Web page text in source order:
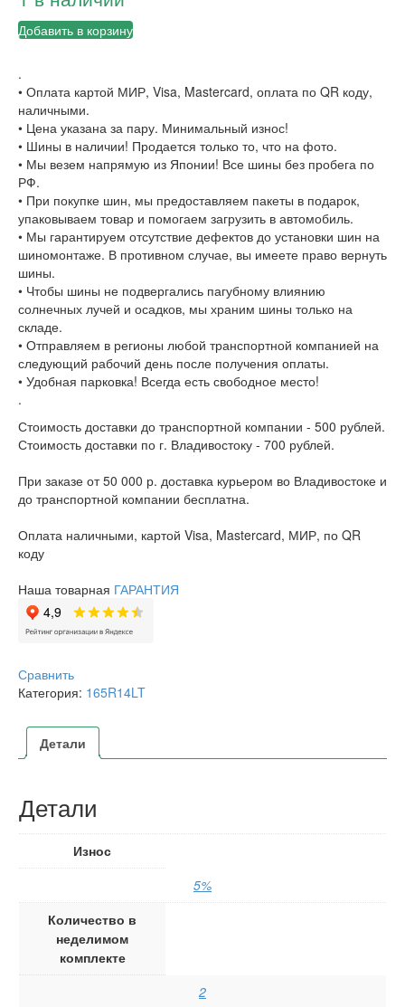
Добавить в корзину
.
• Оплата картой МИР, Visa, Mastercard, оплата по QR коду,
наличными.
• Цена указана за пару. Минимальный износ!
• Шины в наличии! Продается только то, что на фото.
• Мы везем напрямую из Японии! Все шины без пробега по
РФ.
• При покупке шин, мы предоставляем пакеты в подарок,
упаковываем товар и помогаем загрузить в автомобиль.
• Мы гарантируем отсутствие дефектов до установки шин на
шиномонтаже. В противном случае, вы имеете право вернуть
шины.
• Чтобы шины не подвергались пагубному влиянию
солнечных лучей и осадков, мы храним шины только на
складе.
• Отправляем в регионы любой транспортной компанией на
следующий рабочий день после получения оплаты.
• Удобная парковка! Всегда есть свободное место!
.
Стоимость доставки до транспортной компании - 500 рублей.
Стоимость доставки по г. Владивостоку - 700 рублей.
При заказе от 50 000 р. доставка курьером во Владивостоке и
до транспортной компании бесплатна.
Оплата наличными, картой Visa, Mastercard, МИР, по QR
коду
Наша товарная ГАРАНТИЯ
Сравнить
Категория: 165R14LT
Детали
Детали
Износ
5%
Количество в
неделимом
комплекте
2